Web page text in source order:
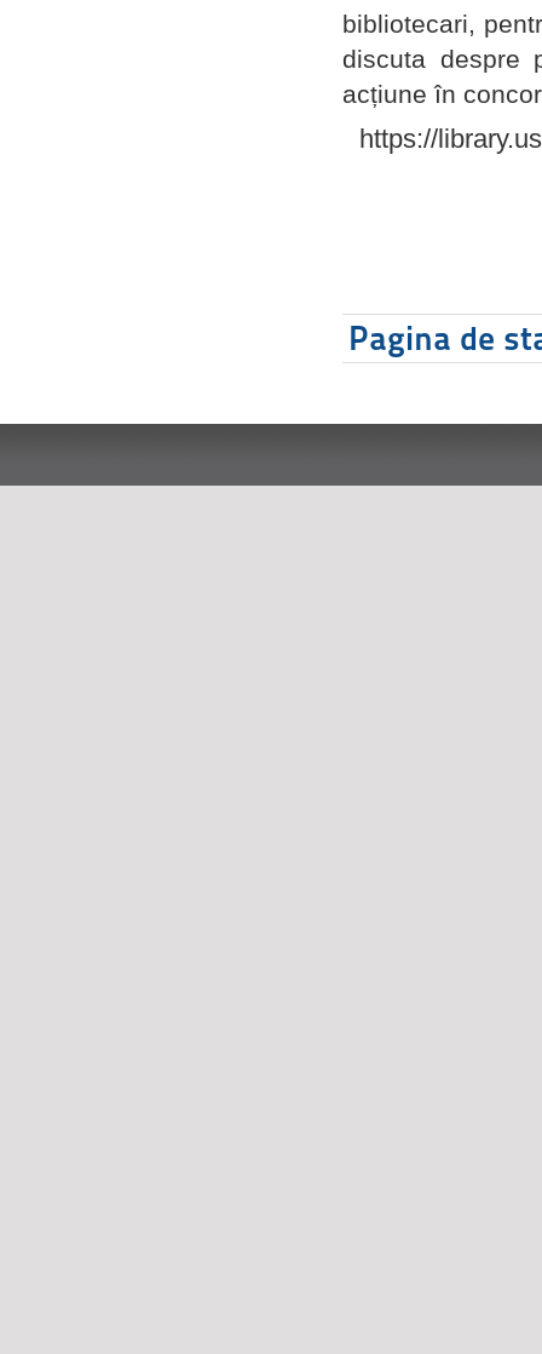
bibliotecari,
discuta despre
acțiune în
https://
Pagina de